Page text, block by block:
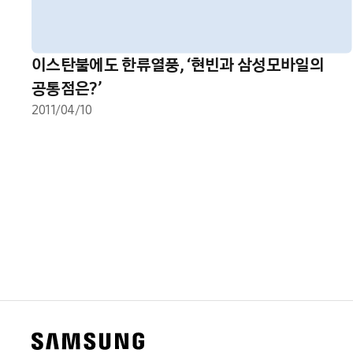
이스탄불에도 한류열풍, ‘현빈과 삼성모바일의
공통점은?’
2011/04/10